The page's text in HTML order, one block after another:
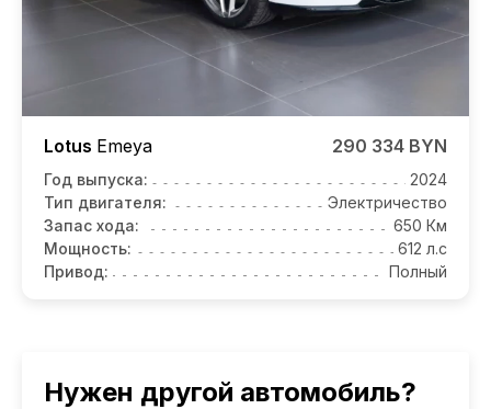
Lotus Emeya 290 334 BYN
Год выпуска:
2024
Тип двигателя:
Электричество
Запас хода:
650 Км
Мощность:
612 л.с
Привод:
Полный
Нужен другой автомобиль?